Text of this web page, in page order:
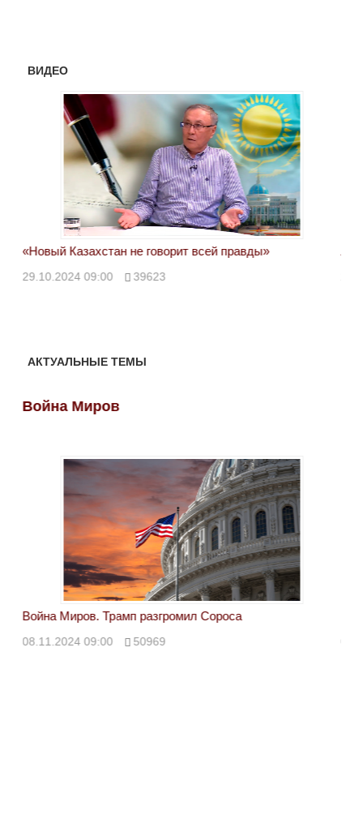
ВИДЕО
«Новый Казахстан не говорит всей правды»
29.10.2024 09:00 39623
АКТУАЛЬНЫЕ ТЕМЫ
Война Миров
Война Миров. Трамп разгромил Сороса
08.11.2024 09:00 50969